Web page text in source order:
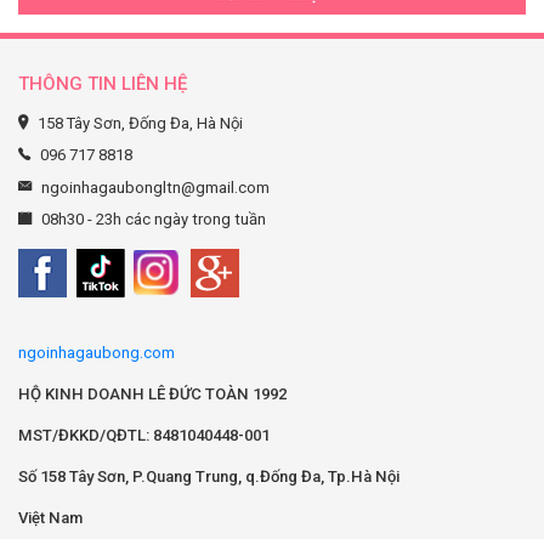
THÔNG TIN LIÊN HỆ
158 Tây Sơn, Đống Đa, Hà Nội
096 717 8818
ngoinhagaubongltn@gmail.com
08h30 - 23h các ngày trong tuần
ngoinhagaubong.com
HỘ KINH DOANH LÊ ĐỨC TOÀN 1992
MST/ĐKKD/QĐTL: 8481040448-001
Số 158 Tây Sơn, P.Quang Trung, q.Đống Đa, Tp.Hà Nội
Việt Nam